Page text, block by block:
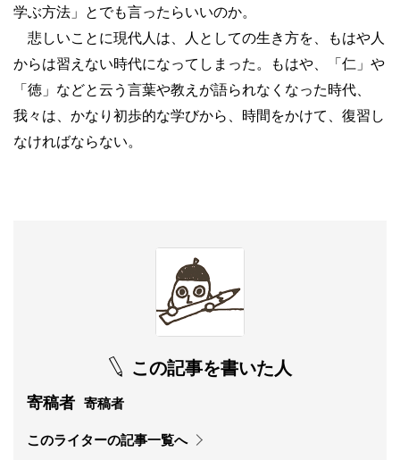
学ぶ方法」とでも言ったらいいのか。
悲しいことに現代人は、人としての生き方を、もはや人
からは習えない時代になってしまった。もはや、「仁」や
「徳」などと云う言葉や教えが語られなくなった時代、
我々は、かなり初歩的な学びから、時間をかけて、復習し
なければならない。
この記事を書いた人
寄稿者 寄稿者
このライターの記事一覧へ